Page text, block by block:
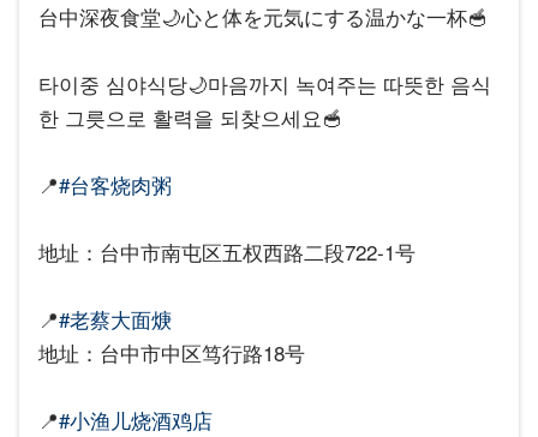
台中深夜食堂🌙心と体を元気にする温かな一杯🥣
타이중 심야식당🌙마음까지 녹여주는 따뜻한 음식
한 그릇으로 활력을 되찾으세요🥣
📍#台客烧肉粥
地址：台中市南屯区五权西路二段722-1号
📍#老蔡大面焿
地址：台中市中区笃行路18号
📍#小渔儿烧酒鸡店